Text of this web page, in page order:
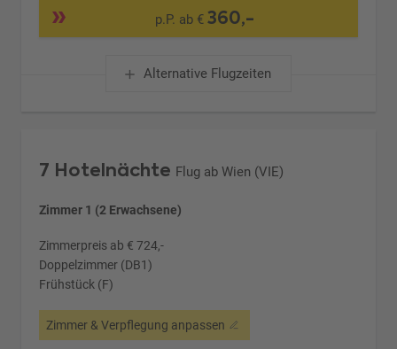
p.P. ab €360,-
Alternative Flugzeiten
7 Hotelnächte Flug ab Wien (VIE)
Zimmer 1 (2 Erwachsene)
Zimmerpreis ab € 724,-
Doppelzimmer (DB1)
Frühstück (F)
Zimmer & Verpflegung anpassen